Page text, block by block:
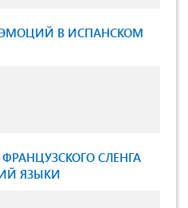
В ИСПАНСКОМ
СЛЕНГА
ЯЗЫКИ